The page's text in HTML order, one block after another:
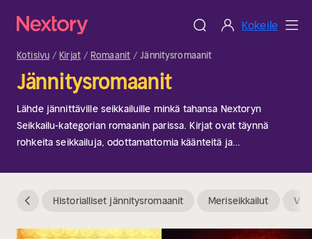
Kokeile
Kotisivu Kirjat Romaanit Jännitysromaanit
Jännitysromaanit
Lähde jännittäville seikkailuille minkä tahansa Nextoryn
Seikkailu-kategorian romaanin parissa. Kirjat ovat täynnä
rohkeita seikkailuja, odottamattomia käänteitä ja
sivilisaatioita tai taistella luonnonvoimia vastaan, tarinat
lukijoille. Varma valinta ahmittavaksi!
Historialliset jännitysromaanit Meriseikkailut Villi